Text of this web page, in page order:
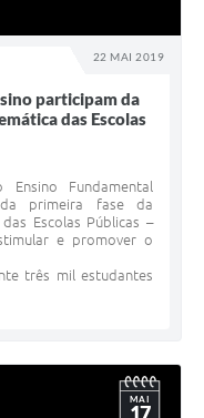
22 MAI 2019
participam da
das Escolas
Fundamental
primeira fase da
Escolas Públicas –
e promover o
três mil estudantes
MAI